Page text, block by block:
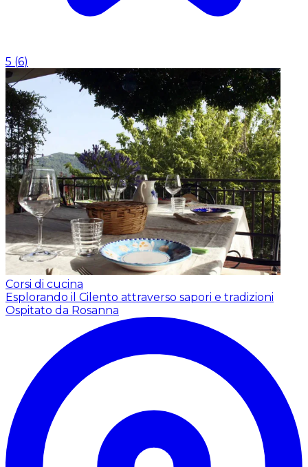
5 (6)
Corsi di cucina
Esplorando il Cilento attraverso sapori e tradizioni
Ospitato da Rosanna